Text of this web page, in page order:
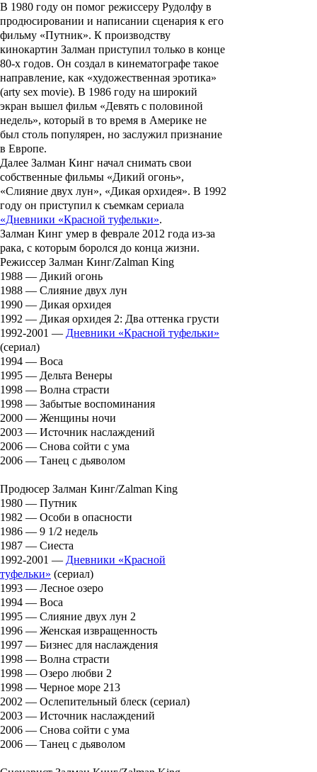
В 1980 году он помог режиссеру Рудолфу в
продюсировании и написании сценария к его
фильму «Путник». К производству
кинокартин Залман приступил только в конце
80-х годов. Он создал в кинематографе такое
направление, как «художественная эротика»
(arty sex movie). В 1986 году на широкий
экран вышел фильм «Девять с половиной
недель», который в то время в Америке не
был столь популярен, но заслужил признание
в Европе.
Далее Залман Кинг начал снимать свои
собственные фильмы «Дикий огонь»,
«Слияние двух лун», «Дикая орхидея». В 1992
году он приступил к съемкам сериала
«Дневники «Красной туфельки».
Залман Кинг умер в феврале 2012 года из-за
рака, с которым боролся до конца жизни.
Режиссер Залман Кинг/Zalman King
1988 — Дикий огонь
1988 — Слияние двух лун
1990 — Дикая орхидея
1992 — Дикая орхидея 2: Два оттенка грусти
1992-2001 — Дневники «Красной туфельки»
(сериал)
1994 — Boca
1995 — Дельта Венеры
1998 — Волна страсти
1998 — Забытые воспоминания
2000 — Женщины ночи
2003 — Источник наслаждений
2006 — Снова сойти с ума
2006 — Танец с дьяволом
Продюсер Залман Кинг/Zalman King
1980 — Путник
1982 — Особи в опасности
1986 — 9 1/2 недель
1987 — Сиеста
1992-2001 — Дневники «Красной
туфельки» (сериал)
1993 — Лесное озеро
1994 — Boca
1995 — Слияние двух лун 2
1996 — Женская извращенность
1997 — Бизнес для наслаждения
1998 — Волна страсти
1998 — Озеро любви 2
1998 — Черное море 213
2002 — Ослепительный блеск (сериал)
2003 — Источник наслаждений
2006 — Снова сойти с ума
2006 — Танец с дьяволом